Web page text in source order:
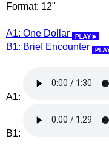
Format: 12"
A1: One Dollar
B1: Brief Encounter
A1:
B1: